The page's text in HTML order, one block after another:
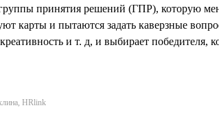
принятия решений (ГПР), которую
карты и пытаются задать каверзные
и т. д, и выбирает победителя,
HRlink